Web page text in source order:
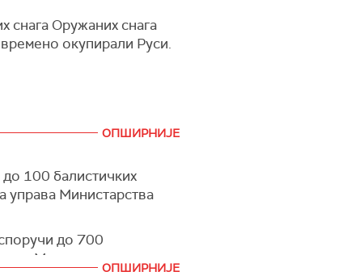
снага Оружаних снага
окупирали Руси.
ОПШИРНИЈЕ
до 100 балистичких
управа Министарства
до 700
Месечна
ОПШИРНИЈЕ